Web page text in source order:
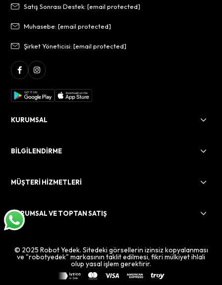
Satış Sonrası Destek:[email protected]
Muhasebe:[email protected]
Şirket Yöneticisi:[email protected]
KURUMSAL
BİLGİLENDİRME
MÜŞTERİ HİZMETLERİ
KURUMSAL VE TOPTAN SATIŞ
© 2025 Robot Yedek. Sitedeki görsellerin izinsiz kopyalanması
ve "robotyedek" markasının taklit edilmesi, fikri mülkiyet ihlali
olup yasal işlem gerektirir.